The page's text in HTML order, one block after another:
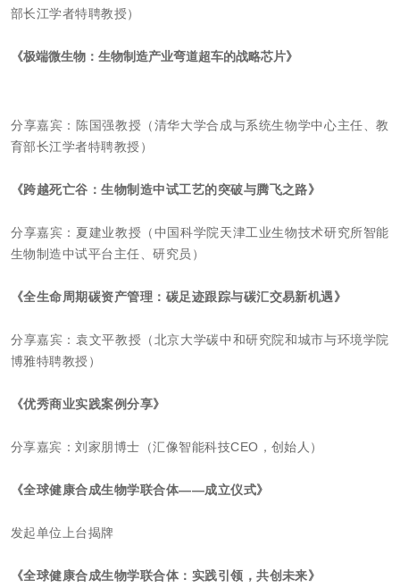
部长江学者特聘教授）
《极端微生物：生物制造产业弯道超车的战略芯片》
分享嘉宾： 陈国强教授（清华大学合成与系统生物学中心主任、教
育部长江学者特聘教授）
《跨越死亡谷：生物制造中试工艺的突破与腾飞之路》
分享嘉宾： 夏建业教授（中国科学院天津工业生物技术研究所智能
生物制造中试平台主任、研究员）
《全生命周期碳资产管理：碳足迹跟踪与碳汇交易新机遇》
分享嘉宾： 袁文平教授（北京大学碳中和研究院和城市与环境学院
博雅特聘教授）
《优秀商业实践案例分享》
分享嘉宾：刘家朋博士（汇像智能科技CEO，创始人）
《全球健康合成生物学联合体——成立仪式》
发起单位上台揭牌
《全球健康合成生物学联合体：实践引领，共创未来》